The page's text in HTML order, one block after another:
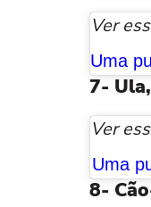
Ver
7-
Ver
Uma
8-